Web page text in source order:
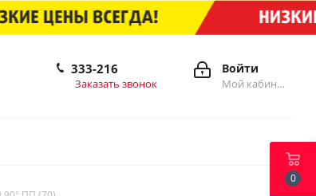
Войти
Мой кабинет
333-216
Заказать звонок
0